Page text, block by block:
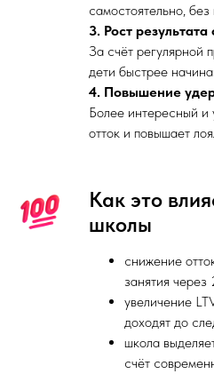
самостоятельно,
3. Рост
За счёт регулярной
дети быстрее
4. Повышение
Более интересный
отток и повышает
Как это
школы
снижение
занятия
увеличение
доходят до
школа
счёт